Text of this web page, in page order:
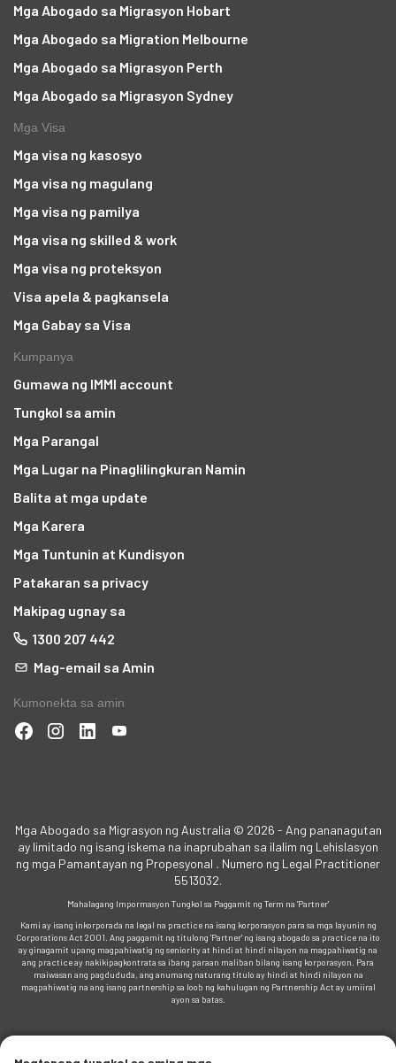
Mga Abogado sa Migrasyon Hobart
Mga Abogado sa Migration Melbourne
Mga Abogado sa Migrasyon Perth
Mga Abogado sa Migrasyon Sydney
Mga Visa
Mga visa ng kasosyo
Mga visa ng magulang
Mga visa ng pamilya
Mga visa ng skilled & work
Mga visa ng proteksyon
Visa apela & pagkansela
Mga Gabay sa Visa
Kumpanya
Gumawa ng IMMI account
Tungkol sa amin
Mga Parangal
Mga Lugar na Pinaglilingkuran Namin
Balita at mga update
Mga Karera
Mga Tuntunin at Kundisyon
Patakaran sa privacy
Makipag ugnay sa
1300 207 442
Mag-email sa Amin
Kumonekta sa amin
Mga Abogado sa Migrasyon ng Australia © 2026 - Ang pananagutan
ay limitado ng isang iskema na inaprubahan sa ilalim ng Lehislasyon
ng mga Pamantayan ng Propesyonal . Numero ng Legal Practitioner
5513032.
Mahalagang Impormasyon Tungkol sa Paggamit ng Term na 'Partner'
Kami ay isang inkorporada na legal na practice na isang korporasyon para sa mga layunin ng
Corporations Act 2001. Ang paggamit ng titulong 'Partner' ng isang abogado sa practice na ito
ay ginagamit upang magpahiwatig ng seniority at hindi at hindi nilayon na magpahiwatig na
ang practice ay nakikipagkontrata sa ibang paraan maliban bilang isang korporasyon. Para
maiwasan ang pagdududa, ang anumang naturang titulo ay hindi at hindi nilayon na
magpahiwatig na ang isang partnership sa loob ng kahulugan ng Partnership Act ay umiiral
ayon sa batas.